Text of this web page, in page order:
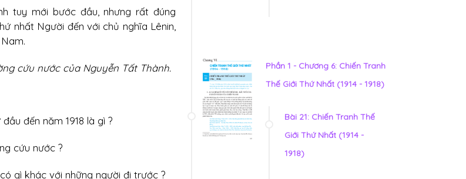
tuy mới bước đầu, nhưng rất đúng
nhất Người đến với chủ nghĩa Lênin,
cứu nước của Nguyễn Tất Thành.
đến năm 1918 là gì ?
cứu nước ?
gì khác với những người đi trước ?
Phần 1 - Chương 6: Chiến Tranh
Thế Giới Thứ Nhất (1914 - 1918)
Bài 21: Chiến Tranh Thế
Giới Thứ Nhất (1914 -
1918)